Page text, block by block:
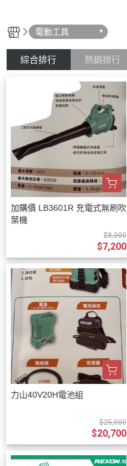
電動工具
綜合排行 熱銷排行
加購價 LB3601R 充電式無刷吹
葉機
$8,000
$7,200
力山40V20H電池組
$25,000
$20,700